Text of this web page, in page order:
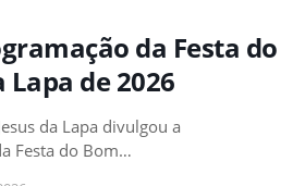
da Festa do
Lapa de 2026
da Lapa divulgou a
Festa do Bom…